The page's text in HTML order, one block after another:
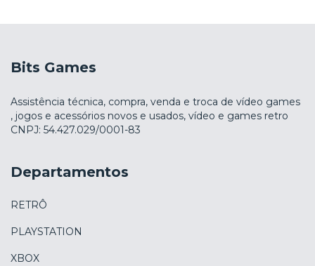
Bits Games
Assistência técnica, compra, venda e troca de vídeo games
, jogos e acessórios novos e usados, vídeo e games retro
CNPJ: 54.427.029/0001-83
Departamentos
RETRÔ
PLAYSTATION
XBOX